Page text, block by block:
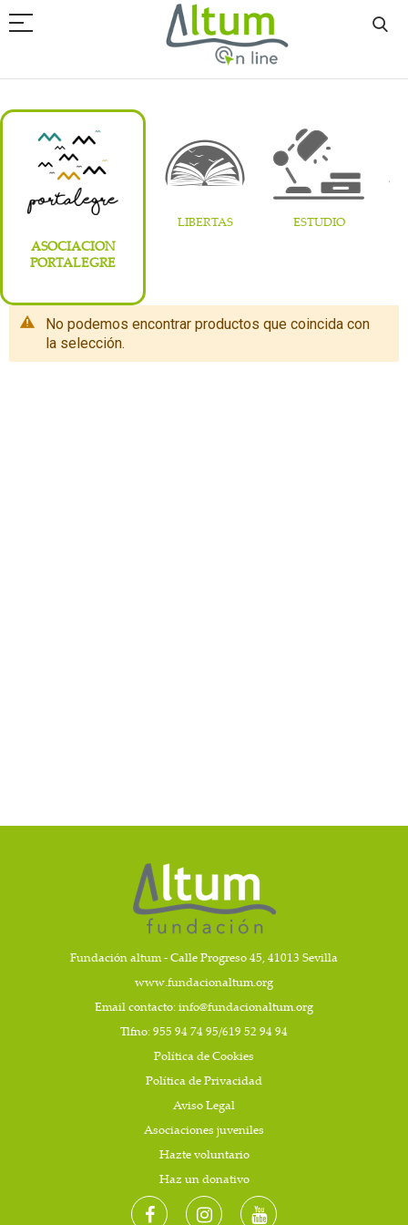
ASOCIACION
PORTALEGRE
LIBERTAS ESTUDIO
No podemos encontrar productos que coincida con
la selección.
Fundación altum - Calle Progreso 45, 41013 Sevilla
www.fundacionaltum.org
Email contacto:info@fundacionaltum.org
Tlfno: 955 94 74 95/619 52 94 94
Política de Cookies
Política de Privacidad
Aviso Legal
Asociaciones juveniles
Hazte voluntario
Haz un donativo